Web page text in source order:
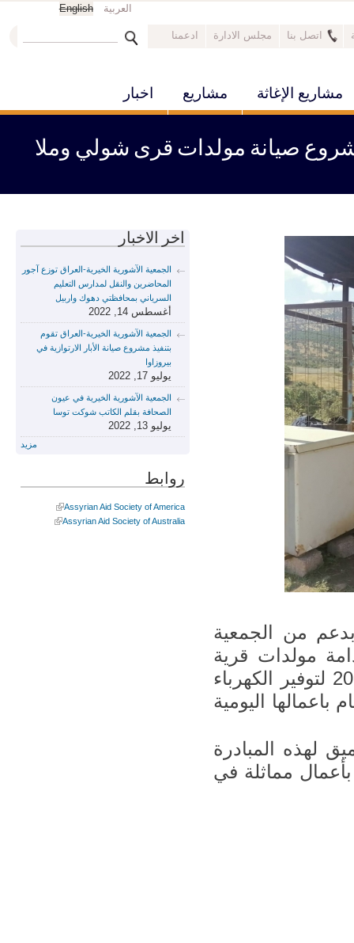
‏ابحث ‏ اتصل بنا مجلس الادارة ادعمنا
English العربية
مشاريع الإغاثة مشاريع اخبار
مشروع صيانة مولدات قرى شولي وملا
من الجمعية
مولدات قرية
شولي في نالا وقرية ملا بروان في شهر حزيران 2022 لتوفير الكهرباء
باعمالها اليومية
المبادرة
مماثلة في
اخر الاخبار
الجمعية الآشورية الخيرية-العراق توزع آجور
المحاضرين والنقل لمدارس التعليم
السرياني بمحافظتي دهوك واربيل
أغسطس 14, 2022
الجمعية الآشورية الخيرية-العراق تقوم
بتنفيذ مشروع صيانة الأبار الارتوازية في
بيروزاوا
يوليو 17, 2022
الجمعية الآشورية الخيرية في عيون
الصحافة بقلم الكاتب شوكت توسا
يوليو 13, 2022
مزيد
روابط
Assyrian Aid Society of America
Assyrian Aid Society of Australia